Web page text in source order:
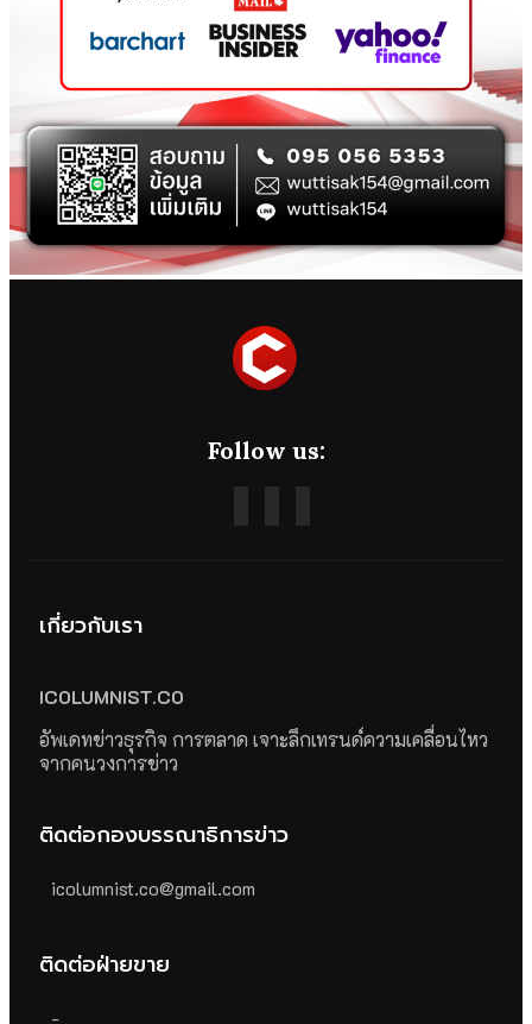
Follow us:
เกี่ยวกับเรา
ICOLUMNIST.CO
อัพเดทข่าวธุรกิจ การตลาด เจาะลึกเทรนด์ความเคลื่อนไหว
จากคนวงการข่าว
ติดต่อกองบรรณาธิการข่าว
icolumnist.co@gmail.com
ติดต่อฝ่ายขาย
-